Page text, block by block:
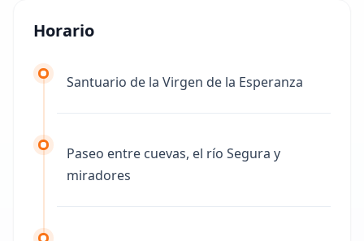
Horario
Santuario de la Virgen de la Esperanza
Paseo entre cuevas, el río Segura y
miradores